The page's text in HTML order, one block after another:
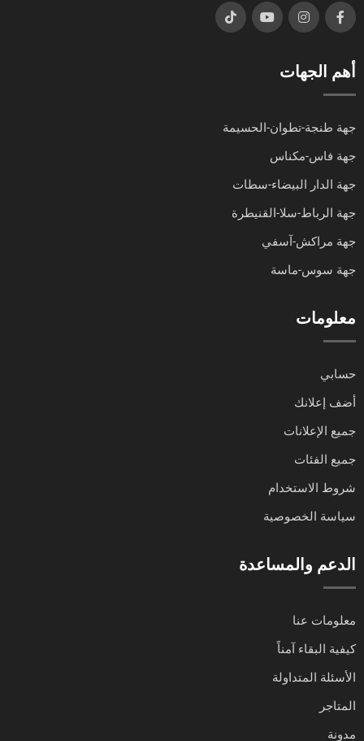
أهم الجهات
جهة طنجة-تطوان-الحسيمة
جهة فاس-مكناس
جهة الدار البيضاء-سطات
جهة الرباط-سلا-القنيطرة
جهة مراكش-آسفي
جهة سوس-ماسة
معلومات
حسابي
أضف إعلانك
جميع الإعلانات
جميع الفئات
شروط الاستخدام
سياسة الخصوصية
الدعم والمساعدة
معلومات عنا
كيفية البقاء آمناً
الأسئلة المتداولة
المتاجر
مدونة